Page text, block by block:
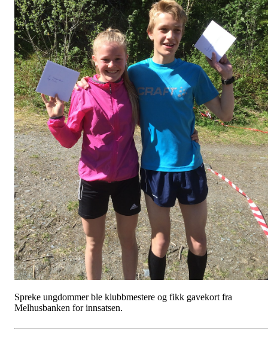
Spreke ungdommer ble klubbmestere og fikk gavekort fra
Melhusbanken for innsatsen.